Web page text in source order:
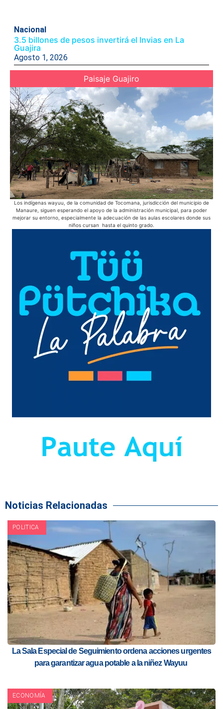
Nacional
3.5 billones de pesos invertirá el Invias en La
Guajira
Agosto 1, 2026
Paisaje Guajiro
Los indígenas wayuu, de la comunidad de Tocomana, jurisdicción del municipio de
Manaure, siguen esperando el apoyo de la administración municipal, para poder
mejorar su entorno, especialmente la adecuación de las aulas escolares donde sus
niños cursan hasta el quinto grado.
Noticias Relacionadas
POLITICA
La Sala Especial de Seguimiento ordena acciones urgentes
para garantizar agua potable a la niñez Wayuu
ECONOMÍA